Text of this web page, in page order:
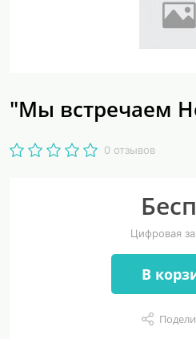
"Мы встречаем
0 отзывов
Цифровая
В